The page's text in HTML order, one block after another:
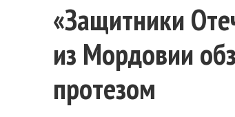
«Защитники
из Мордовии
протезом